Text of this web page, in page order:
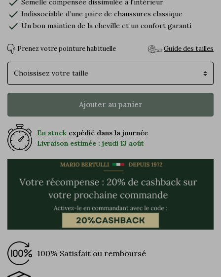
check
check Indissociable d’une paire de chaussures classique
check Un bon maintien de la cheville et un confort garanti
Prenez votre pointure habituelle Guide des tailles
Pointure
Ajouter au panier
En stock expédié dans la journée
Livraison estimée : jeudi 13 août
100% Satisfait ou remboursé